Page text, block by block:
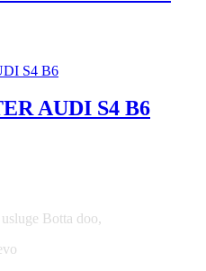
AUDI S4 B6
Botta doo,